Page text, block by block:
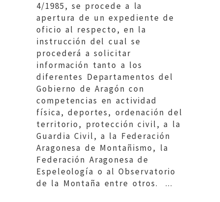
4/1985, se procede a la
apertura de un expediente de
oficio al respecto, en la
instrucción del cual se
procederá a solicitar
información tanto a los
diferentes Departamentos del
Gobierno de Aragón con
competencias en actividad
física, deportes, ordenación del
territorio, protección civil, a la
Guardia Civil, a la Federación
Aragonesa de Montañismo, la
Federación Aragonesa de
Espeleología o al Observatorio
de la Montaña entre otros. ...